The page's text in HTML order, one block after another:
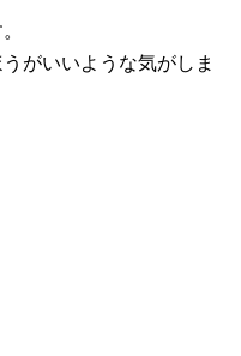
がいいような気がしま